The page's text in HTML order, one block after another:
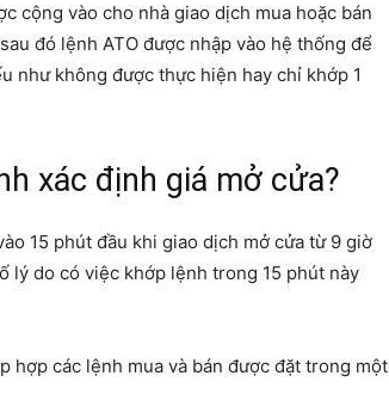
cộng vào cho nhà giao dịch mua hoặc bán
đó lệnh ATO được nhập vào hệ thống để
như không được thực hiện hay chỉ khớp 1
xác định giá mở cửa?
15 phút đầu khi giao dịch mở cửa từ 9 giờ
lý do có việc khớp lệnh trong 15 phút này
hợp các lệnh mua và bán được đặt trong một